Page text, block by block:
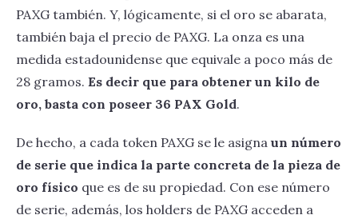
PAXG también. Y, lógicamente, si el oro se abarata,
también baja el precio de PAXG. La onza es una
medida estadounidense que equivale a poco más de
28 gramos. Es decir que para obtener un kilo de
oro, basta con poseer 36 PAX Gold.
De hecho, a cada token PAXG se le asigna un número
de serie que indica la parte concreta de la pieza de
oro físico que es de su propiedad. Con ese número
de serie, además, los holders de PAXG acceden a